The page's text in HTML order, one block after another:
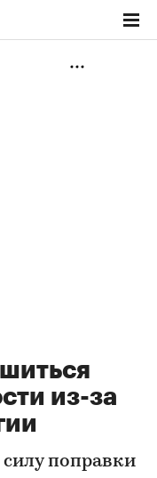
из-за
силу поправки